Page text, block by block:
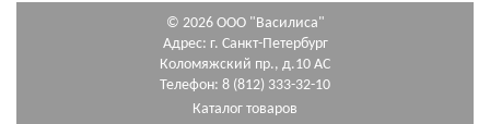
© 2026 ООО "Василиса"
Адрес: г. Санкт-Петербург
Коломяжский пр., д.10 АС
Телефон: 8 (812) 333-32-10
Каталог товаров